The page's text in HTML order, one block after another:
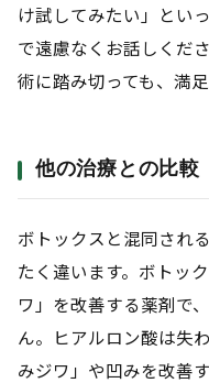
け試してみたい」とい
で遠慮なくお話しくだ
術に踏み切っても、満
他の治療との比較
ボトックスと混同され
たく違います。ボトッ
ワ」を改善する薬剤で
ん。ヒアルロン酸は失
みジワ」や凹みを改善